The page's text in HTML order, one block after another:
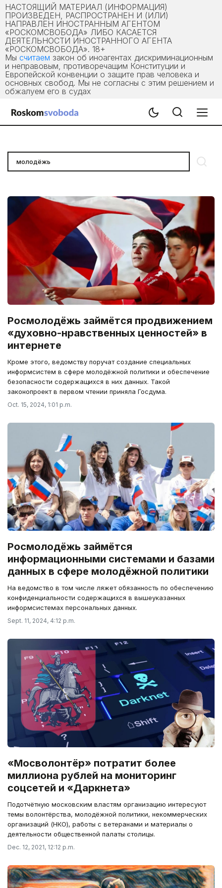
НАСТОЯЩИЙ МАТЕРИАЛ (ИНФОРМАЦИЯ)
ПРОИЗВЕДЕН, РАСПРОСТРАНЕН И (ИЛИ)
НАПРАВЛЕН ИНОСТРАННЫМ АГЕНТОМ
«РОСКОМСВОБОДА» ЛИБО КАСАЕТСЯ
ДЕЯТЕЛЬНОСТИ ИНОСТРАННОГО АГЕНТА
«РОСКОМСВОБОДА». 18+
Мы считаем закон об иноагентах дискриминационным
и неправовым, противоречащим Конституции и
Европейской конвенции о защите прав человека и
основных свобод. Мы не согласны с этим решением и
обжалуем его в судах
Росмолодёжь займётся продвижением
«духовно-нравственных ценностей» в
интернете
Кроме этого, ведомству поручат создание специальных
информсистем в сфере молодёжной политики и обеспечение
безопасности содержащихся в них данных. Такой
законопроект в первом чтении приняла Госдума.
Oct. 15, 2024, 1:01 p.m.
Росмолодёжь займётся
информационными системами и базами
данных в сфере молодёжной политики
На ведомство в том числе ляжет обязанность по обеспечению
конфиденциальности содержащихся в вышеуказанных
информсистемах персональных данных.
Sept. 11, 2024, 4:12 p.m.
«Мосволонтёр» потратит более
миллиона рублей на мониторинг
соцсетей и «Даркнета»
Подотчётную московским властям организацию интересуют
темы волонтёрства, молодёжной политики, некоммерческих
организаций (НКО), работы с ветеранами и материалы о
деятельности общественной палаты столицы.
Dec. 12, 2021, 12:12 p.m.